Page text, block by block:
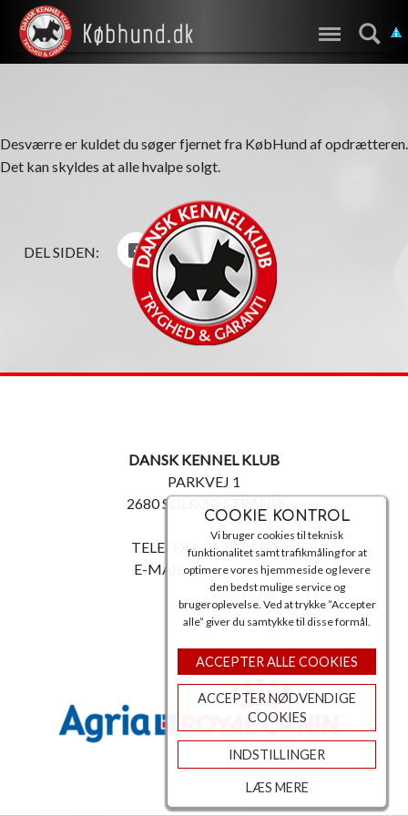
COOKIE KONTROL
Vi bruger cookies til teknisk
funktionalitet samt trafikmåling for at
optimere vores hjemmeside og levere
den bedst mulige service og
brugeroplevelse. Ved at trykke ”Accepter
alle” giver du samtykke til disse formål.
ACCEPTER ALLE COOKIES
ACCEPTER NØDVENDIGE
COOKIES
INDSTILLINGER
LÆS MERE
Desværre er kuldet du søger fjernet fra KøbHund af opdrætteren.
Det kan skyldes at alle hvalpe solgt.
DEL SIDEN:
DANSK KENNEL KLUB
PARKVEJ 1
2680 SOLRØD STRAND
TELEFON: 56 18 81 00
E-MAIL:post@dkk.dk